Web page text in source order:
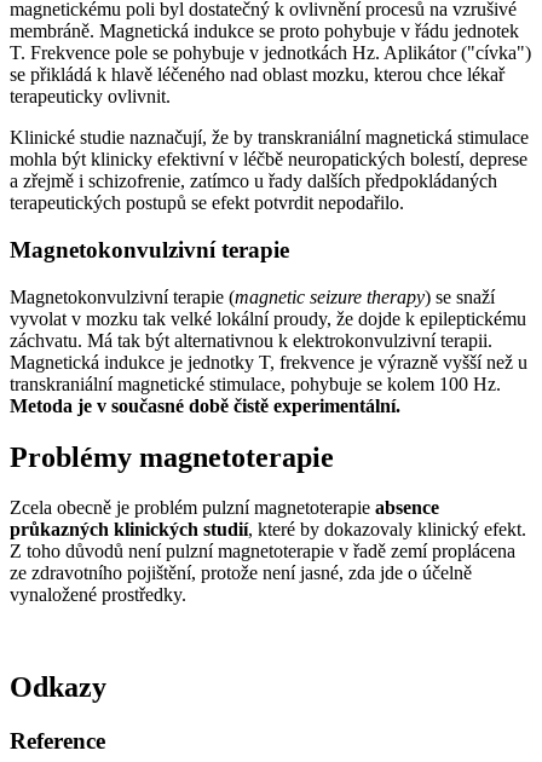
magnetickému poli byl dostatečný k ovlivnění procesů na vzrušivé
membráně. Magnetická indukce se proto pohybuje v řádu jednotek
T. Frekvence pole se pohybuje v jednotkách Hz. Aplikátor ("cívka")
se přikládá k hlavě léčeného nad oblast mozku, kterou chce lékař
terapeuticky ovlivnit.
Klinické studie naznačují, že by transkraniální magnetická stimulace
mohla být klinicky efektivní v léčbě neuropatických bolestí, deprese
a zřejmě i schizofrenie, zatímco u řady dalších předpokládaných
terapeutických postupů se efekt potvrdit nepodařilo.
Magnetokonvulzivní terapie
Magnetokonvulzivní terapie (magnetic seizure therapy) se snaží
vyvolat v mozku tak velké lokální proudy, že dojde k epileptickému
záchvatu. Má tak být alternativnou k elektrokonvulzivní terapii.
Magnetická indukce je jednotky T, frekvence je výrazně vyšší než u
transkraniální magnetické stimulace, pohybuje se kolem 100 Hz.
Metoda je v současné době čistě experimentální.
Problémy magnetoterapie
Zcela obecně je problém pulzní magnetoterapie absence
průkazných klinických studií, které by dokazovaly klinický efekt.
Z toho důvodů není pulzní magnetoterapie v řadě zemí proplácena
ze zdravotního pojištění, protože není jasné, zda jde o účelně
vynaložené prostředky.
Odkazy
Reference